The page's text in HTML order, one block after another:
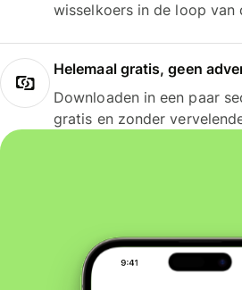
wisselkoers in de loop van
Helemaal gratis, geen
Downloaden in een paar
gratis en zonder